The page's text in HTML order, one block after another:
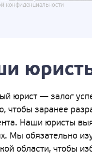
конфиденциальности
юрист — залог
чтобы заранее
Наши юристы
Мы обязательно
области, чтобы